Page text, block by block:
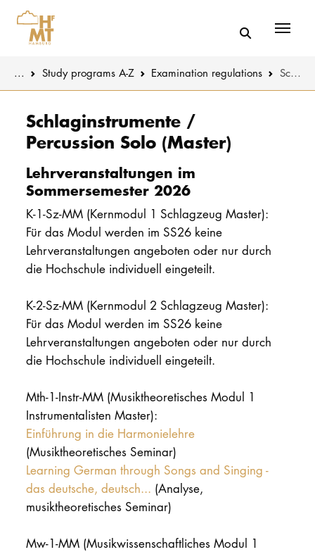
You are here:
... Study programs A-Z Examination regulations Schlaginstrumente / Percussion Solo (Master)
Schlaginstrumente /
Percussion Solo (Master)
Lehrveranstaltungen im
Sommersemester 2026
K-1-Sz-MM (Kernmodul 1 Schlagzeug Master):
Für das Modul werden im SS26 keine
Lehrveranstaltungen angeboten oder nur durch
die Hochschule individuell eingeteilt.
K-2-Sz-MM (Kernmodul 2 Schlagzeug Master):
Für das Modul werden im SS26 keine
Lehrveranstaltungen angeboten oder nur durch
die Hochschule individuell eingeteilt.
Mth-1-Instr-MM (Musiktheoretisches Modul 1
Instrumentalisten Master):
Einführung in die Harmonielehre
(Musiktheoretisches Seminar)
Learning German through Songs and Singing -
das deutsche, deutsch... (Analyse,
musiktheoretisches Seminar)
Mw-1-MM (Musikwissenschaftliches Modul 1
CULTURE
UNIVERSITY
Service